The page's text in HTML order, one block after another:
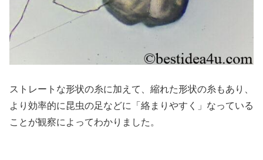
ストレートな形状の糸に加えて、縮れた形状の糸もあり、
より効率的に昆虫の足などに「絡まりやすく」なっている
ことが観察によってわかりました。